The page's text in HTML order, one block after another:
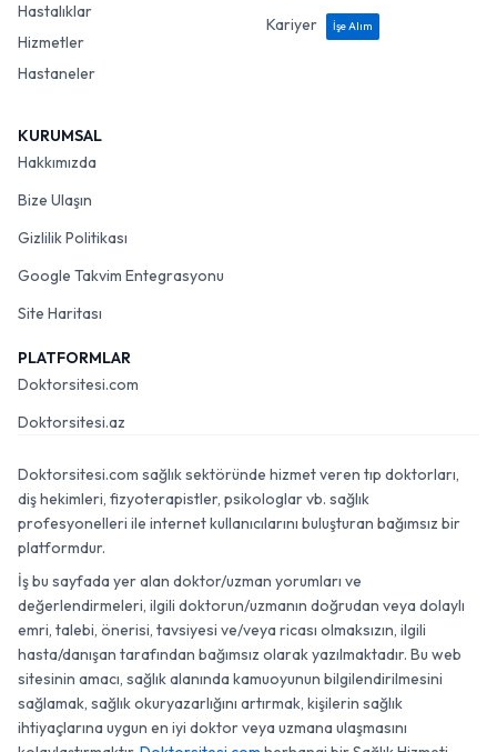
Hastalıklar
Hizmetler
Hastaneler
Kariyer
İşe Alım
KURUMSAL
Hakkımızda
Bize Ulaşın
Gizlilik Politikası
Google Takvim Entegrasyonu
Site Haritası
PLATFORMLAR
Doktorsitesi.com
Doktorsitesi.az
Doktorsitesi.com sağlık sektöründe hizmet veren tıp doktorları,
diş hekimleri, fizyoterapistler, psikologlar vb. sağlık
profesyonelleri ile internet kullanıcılarını buluşturan bağımsız bir
platformdur.
İş bu sayfada yer alan doktor/uzman yorumları ve
değerlendirmeleri, ilgili doktorun/uzmanın doğrudan veya dolaylı
emri, talebi, önerisi, tavsiyesi ve/veya ricası olmaksızın, ilgili
hasta/danışan tarafından bağımsız olarak yazılmaktadır. Bu web
sitesinin amacı, sağlık alanında kamuoyunun bilgilendirilmesini
sağlamak, sağlık okuryazarlığını artırmak, kişilerin sağlık
ihtiyaçlarına uygun en iyi doktor veya uzmana ulaşmasını